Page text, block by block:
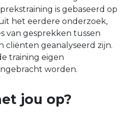
is gebaseerd op
het eerdere onderzoek,
van gesprekken tussen
cliënten geanalyseerd zijn.
training eigen
worden.
jou op?